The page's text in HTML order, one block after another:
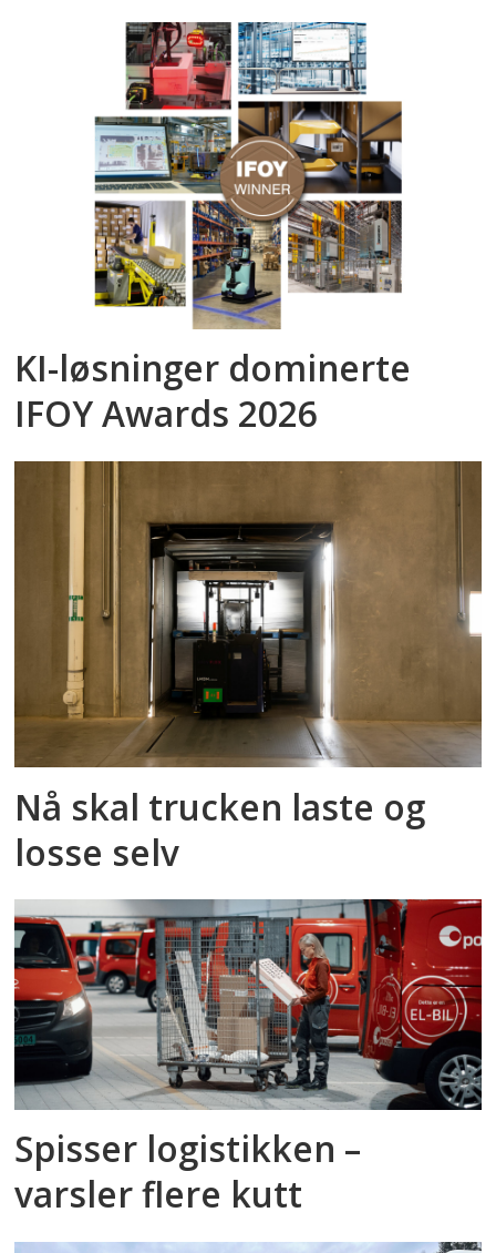
KI-løsninger dominerte
IFOY Awards 2026
Nå skal trucken laste og
losse selv
Spisser logistikken –
varsler flere kutt